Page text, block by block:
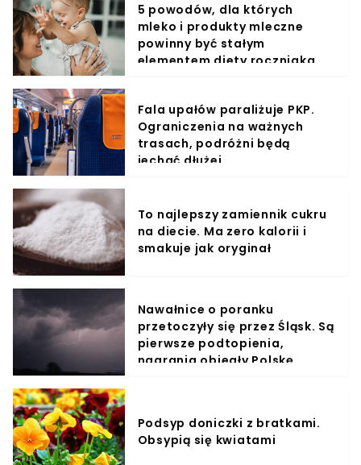
5 powodów, dla których
mleko i produkty mleczne
powinny być stałym
elementem diety roczniaka
Fala upałów paraliżuje PKP.
Ograniczenia na ważnych
trasach, podróżni będą
jechać dłużej
To najlepszy zamiennik cukru
na diecie. Ma zero kalorii i
smakuje jak oryginał
Nawałnice o poranku
przetoczyły się przez Śląsk. Są
pierwsze podtopienia,
nagrania obiegły Polskę
Podsyp doniczki z bratkami.
Obsypią się kwiatami